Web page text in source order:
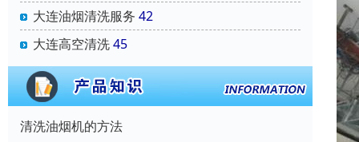
大连油烟清洗服务 42
大连高空清洗45
清洗油烟机的方法